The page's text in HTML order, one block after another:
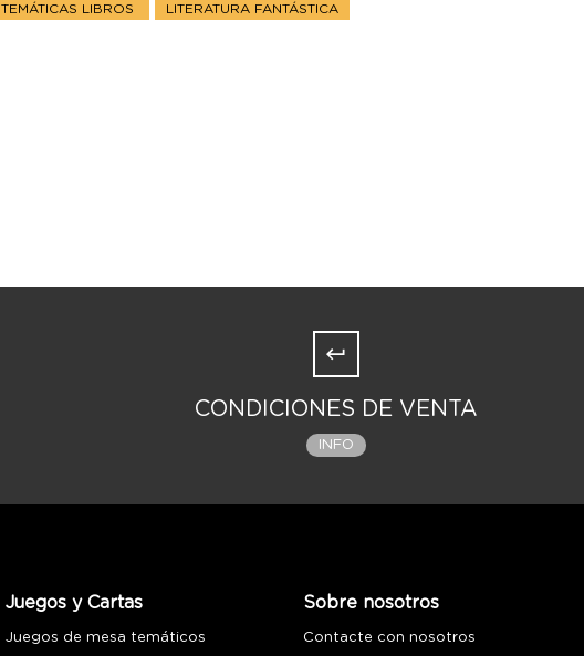
TEMÁTICAS LIBROS LITERATURA FANTÁSTICA
CONDICIONES DE VENTA
INFO
Juegos y Cartas
Juegos de mesa temáticos
Sobre nosotros
Contacte con nosotros